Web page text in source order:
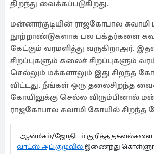
திறந்து வைக்கப்படுகிறது.
மன்னார்குடியின் ராஜகோபால சுவாமி
நூற்றாண்டுகளாக பல பக்தர்களை
கேட்கும் வரமளித்து வருகிறாஅர்.
சிறப்புகளும் கலைச் சிறப்புகளும்
செல்லும் மக்களாலும் இது சிறந்த
விட்டது. நீங்கள் ஒரு தலைசிறந்த
கோயிலுக்கு செல்ல விரும்பினால்
ராஜகோபால சுவாமி கோயில் சிறந்த
ஆன்மீகம்/ஜோதிடம் குறித்த தகவல்களை
வாட்ஸ் அப் குழுவில் இணைந்து